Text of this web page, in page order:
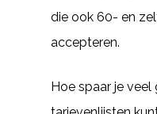
die ook 60- en
accepteren.
Hoe spaar je